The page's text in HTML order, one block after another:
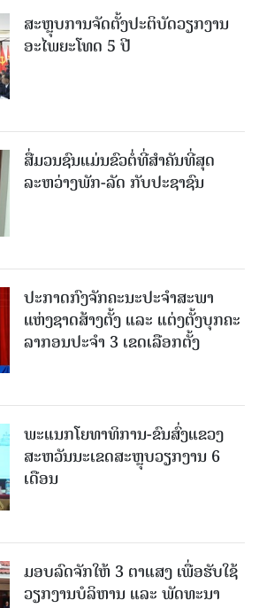
ສະຫຼຸບການຈັດຕັ້ງປະຕິບັດວຽກງານ
ອະໄພຍະໂທດ 5 ປີ
ສື່ມວນຊົນແມ່ນຂົວຕໍ່ທີ່ສໍາຄັນທີ່ສຸດ
ລະຫວ່າງພັກ-ລັດ ກັບປະຊາຊົນ
ປະກາດກົງຈັກຄະນະປະຈໍາສະພາ
ແຫ່ງຊາດສ້າງຕັ້ງ ແລະ ແຕ່ງຕັ້ງບຸກຄະ
ລາກອນປະຈໍາ 3 ເຂດເລືອກຕັ້ງ
ພະແນກໂຍທາທິການ-ຂົນສົ່ງແຂວງ
ສະຫວັນນະເຂດສະຫຼຸບວຽກງານ 6
ເດືອນ
ມອບລົດຈັກໃຫ້ 3 ຕາແສງ ເພື່ອຮັບໃຊ້
ວຽກງານບໍລິຫານ ແລະ ພັດທະນາ